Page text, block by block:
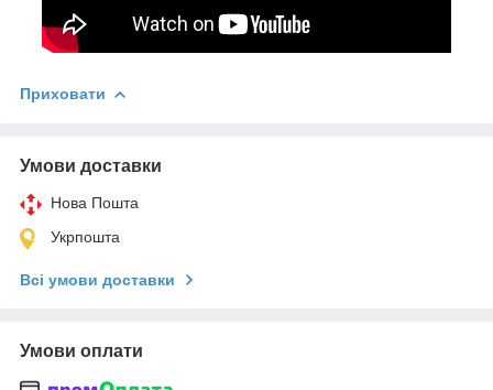
Приховати
Умови доставки
Нова Пошта
Укрпошта
Всі умови доставки
Умови оплати